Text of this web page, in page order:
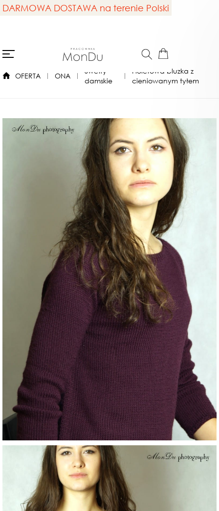
DARMOWA DOSTAWA na terenie Polski
OFERTA ONA
Swetry
damskie
Fioletowa bluzka z
cieniowanym tyłem